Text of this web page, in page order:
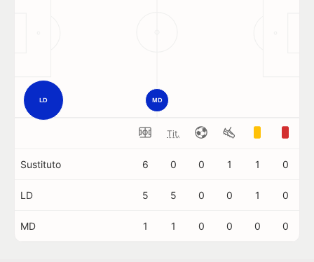
LD MD
Tit.
Sustituto 6 0 0 1 1 0
LD 5 5 0 0 1 0
MD 1 1 0 0 0 0